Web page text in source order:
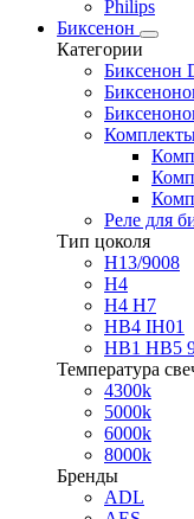
Philips
Биксенон
Категории
Биксенон
Реле для
Тип цоколя
H13/9008
H4
H4 H7
HB4 IH01
HB1 HB5
Температура
4300k
5000k
6000k
8000k
Бренды
ADL